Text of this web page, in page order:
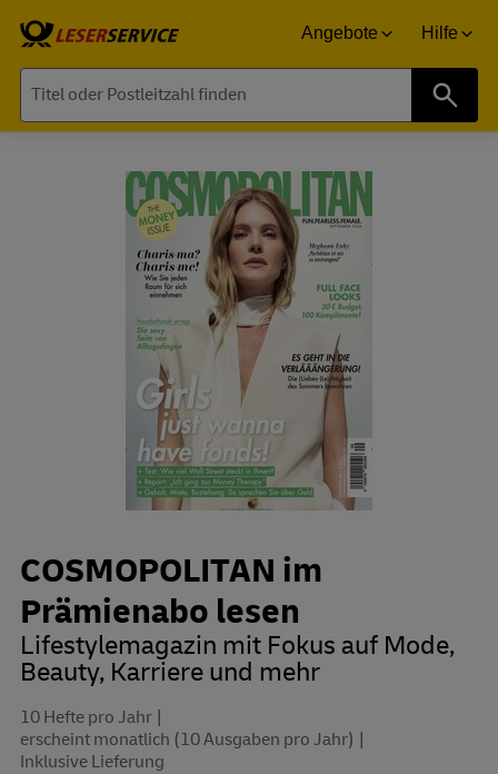
Angebote Hilfe
COSMOPOLITAN im
Prämienabo lesen
Lifestylemagazin mit Fokus auf Mode,
Beauty, Karriere und mehr
10 Hefte pro Jahr
erscheint monatlich (10 Ausgaben pro Jahr)
Inklusive Lieferung